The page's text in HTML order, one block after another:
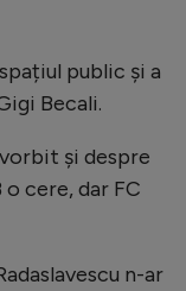
public și a
Becali.
și despre
cere, dar FC
n-ar